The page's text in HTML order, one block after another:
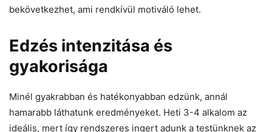
bekövetkezhet, ami rendkívül motiváló lehet.
Edzés intenzitása és
gyakorisága
Minél gyakrabban és hatékonyabban edzünk, annál
hamarabb láthatunk eredményeket. Heti 3-4 alkalom az
ideális, mert így rendszeres ingert adunk a testünknek az